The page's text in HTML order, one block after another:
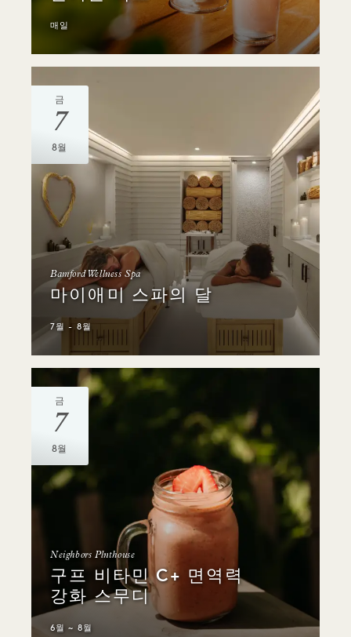
매일
금
7
8월
Bamford Wellness Spa
마이애미 스파의 달
7월 - 8월
금
7
8월
Neighbors Plnthouse
구프 비타민 C+ 면역력
강화 스무디
6월 ~ 8월